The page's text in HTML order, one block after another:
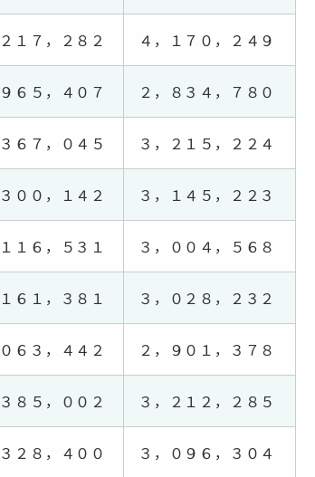
１７，２８２ ４，１７０，２４９
６５，４０７ ２，８３４，７８０
６７，０４５ ３，２１５，２２４
００，１４２ ３，１４５，２２３
１６，５３１ ３，００４，５６８
６１，３８１ ３，０２８，２３２
６３，４４２ ２，９０１，３７８
８５，００２ ３，２１２，２８５
２８，４００ ３，０９６，３０４